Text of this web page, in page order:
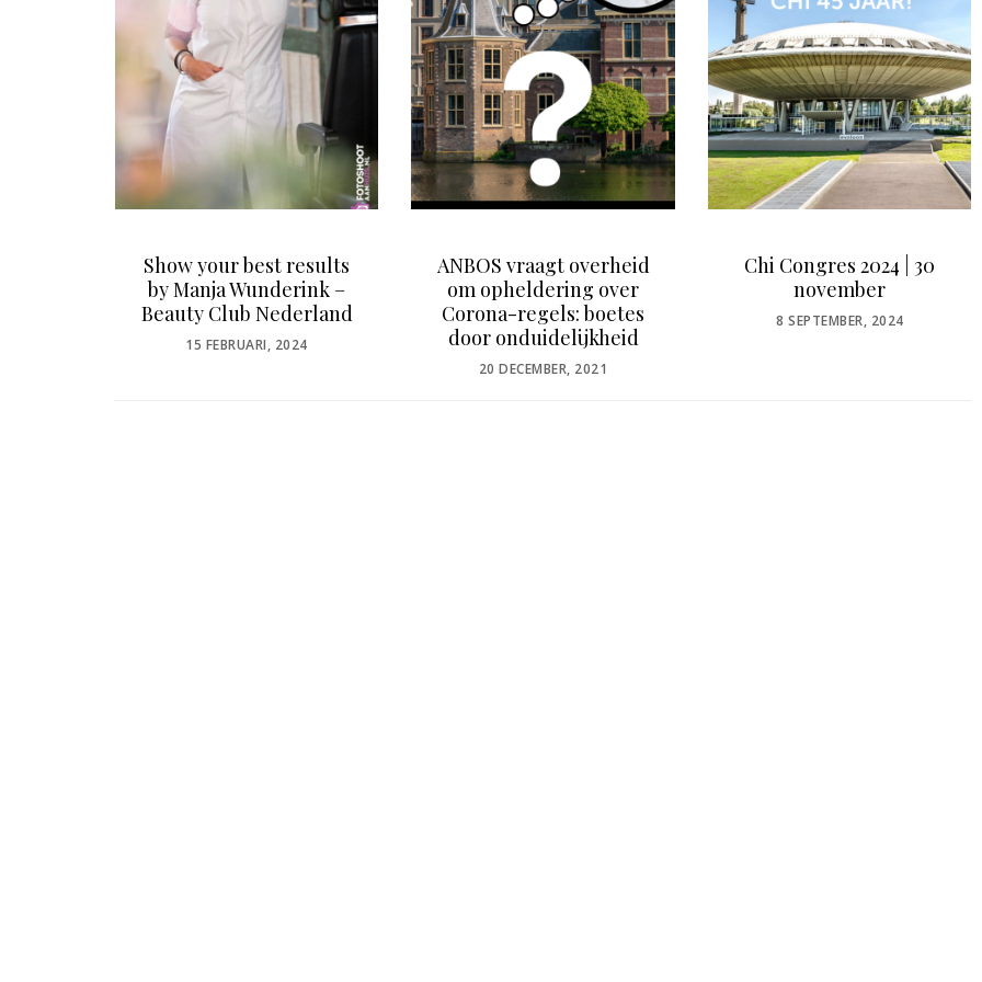
Show your best results
by Manja Wunderink –
Beauty Club Nederland
POSTED
15 FEBRUARI, 2024
ANBOS vraagt overheid
om opheldering over
Corona-regels: boetes
door onduidelijkheid
POSTED
20 DECEMBER, 2021
Chi Congres 2024 | 30
november
POSTED
8 SEPTEMBER, 2024